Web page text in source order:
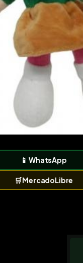
📱WhatsApp
🛒MercadoLibre